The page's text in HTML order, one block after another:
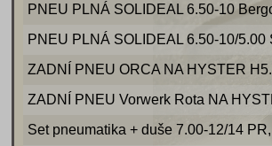
PNEU PLNÁ SOLIDEAL 6.50-10
PNEU PLNÁ SOLIDEAL 6.50-10/5.00
ZADNÍ PNEU ORCA NA HYSTER
ZADNÍ PNEU Vorwerk Rota NA
Set pneumatika + duše 7.00-12/14